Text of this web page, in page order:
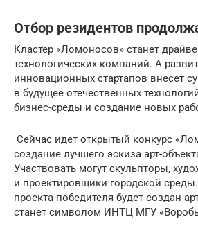
Отбор резидентов
Кластер «Ломоносов» станет
технологических компаний. А
инновационных стартапов внесет
в будущее отечественных
бизнес-среды и создание новых
Сейчас идет открытый конкурс
создание лучшего эскиза арт-
Участвовать могут скульпторы,
и проектировщики городской
проекта-победителя будет создан
станет символом ИНТЦ МГУ